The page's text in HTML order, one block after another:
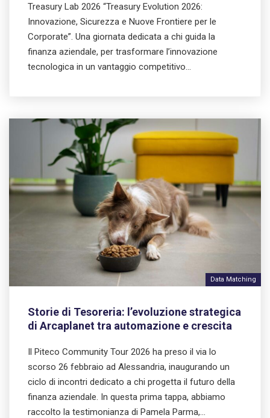
Treasury Lab 2026 “Treasury Evolution 2026:
Innovazione, Sicurezza e Nuove Frontiere per le
Corporate”. Una giornata dedicata a chi guida la
finanza aziendale, per trasformare l’innovazione
tecnologica in un vantaggio competitivo…
Data Matching
Storie di Tesoreria: l’evoluzione strategica
di Arcaplanet tra automazione e crescita
Il Piteco Community Tour 2026 ha preso il via lo
scorso 26 febbraio ad Alessandria, inaugurando un
ciclo di incontri dedicato a chi progetta il futuro della
finanza aziendale. In questa prima tappa, abbiamo
raccolto la testimonianza di Pamela Parma,…